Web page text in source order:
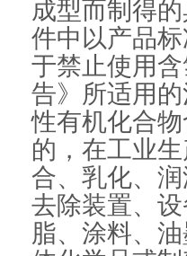
成型而制得
件中以产品
于禁止使用
告》所适用
性有机化合物
的，在工业
合、乳化、
去除装置、
脂、涂料、